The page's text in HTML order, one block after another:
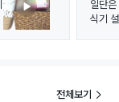
일단
식기
면 좋
전체보기